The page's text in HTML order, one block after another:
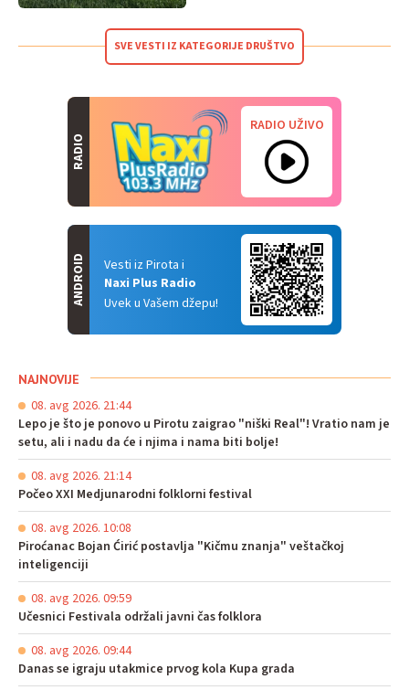
SVE VESTI IZ KATEGORIJE DRUŠTVO
RADIO
RADIO UŽIVO
Vesti iz Pirota i
Naxi Plus Radio
Uvek u Vašem džepu!
ANDROID
NAJNOVIJE
08. avg 2026. 21:44
Lepo je što je ponovo u Pirotu zaigrao "niški Real"! Vratio nam je
setu, ali i nadu da će i njima i nama biti bolje!
08. avg 2026. 21:14
Počeo XXI Medjunarodni folklorni festival
08. avg 2026. 10:08
Piroćanac Bojan Ćirić postavlja "Kičmu znanja" veštačkoj
inteligenciji
08. avg 2026. 09:59
Učesnici Festivala održali javni čas folklora
08. avg 2026. 09:44
Danas se igraju utakmice prvog kola Kupa grada